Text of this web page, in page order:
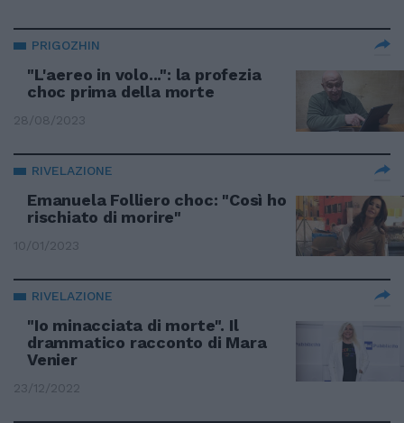
PRIGOZHIN
"L'aereo in volo...": la profezia
choc prima della morte
28/08/2023
RIVELAZIONE
Emanuela Folliero choc: "Così ho
rischiato di morire"
10/01/2023
RIVELAZIONE
"Io minacciata di morte". Il
drammatico racconto di Mara
Venier
23/12/2022